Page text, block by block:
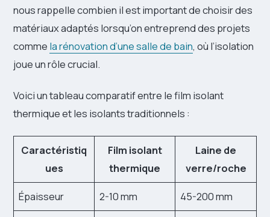
nous rappelle combien il est important de choisir des
matériaux adaptés lorsqu’on entreprend des projets
comme la rénovation d’une salle de bain, où l’isolation
joue un rôle crucial.
Voici un tableau comparatif entre le film isolant
thermique et les isolants traditionnels :
Caractéristiq
ues
Film isolant
thermique
Laine de
verre/roche
Épaisseur 2-10 mm 45-200 mm